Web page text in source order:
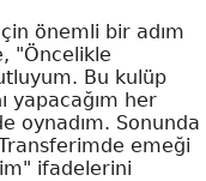
önemli bir adım
"Öncelikle
Bu kulüp
yapacağım her
oynadım. Sonunda
emeği
ifadelerini